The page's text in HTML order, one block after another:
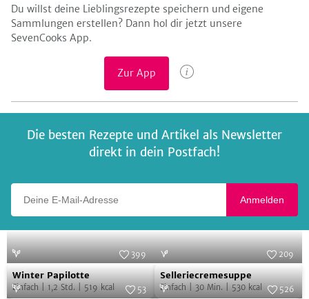
Du willst deine Lieblingsrezepte speichern und eigene
Sammlungen erstellen? Dann hol dir jetzt unsere
SevenCooks App.
Zur App
Die besten Rezepte und Artikel als Newsletter
direkt in dein Postfach!
Anmelden
Winter
Papilotte
Foto:SevenCooks
399
Winter Papilotte
Einfach 1,2 Std. 519 kcal
Selleriecremesuppe
Foto:SevenCooks
209
Selleriecremesuppe
Einfach 30 Min. 530 kcal
53 526